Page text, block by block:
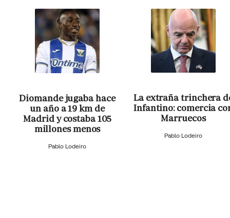
Diomande jugaba hace
un año a 19 km de
Madrid y costaba 105
millones menos
Pablo Lodeiro
La extraña trinchera
Infantino: comercia
Marruecos
Pablo Lodeiro